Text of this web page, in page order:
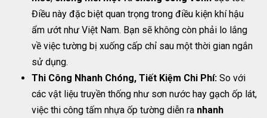
Điều này đặc biệt quan trọng trong điều kiện khí hậu
ẩm ướt như Việt Nam. Bạn sẽ không còn phải lo lắng
về việc tường bị xuống cấp chỉ sau một thời gian ngắn
sử dụng.
Thi Công Nhanh Chóng, Tiết Kiệm Chi Phí: So với
các vật liệu truyền thống như sơn nước hay gạch ốp lát,
việc thi công tấm nhựa ốp tường diễn ra nhanh